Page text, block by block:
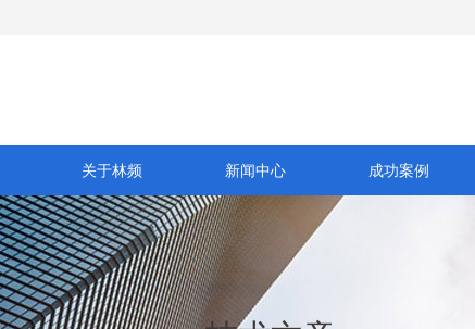
关于林频 新闻中心 成功案例